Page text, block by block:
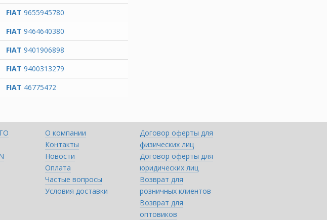
FIAT 9655945780
FIAT 9464640380
FIAT 9401906898
FIAT 9400313279
FIAT 46775472
О компании
Контакты
Новости
Оплата
Частые вопросы
Условия доставки
Договор оферты для
физических лиц
Договор оферты для
юридических лиц
Возврат для
розничных клиентов
Возврат для
оптовиков